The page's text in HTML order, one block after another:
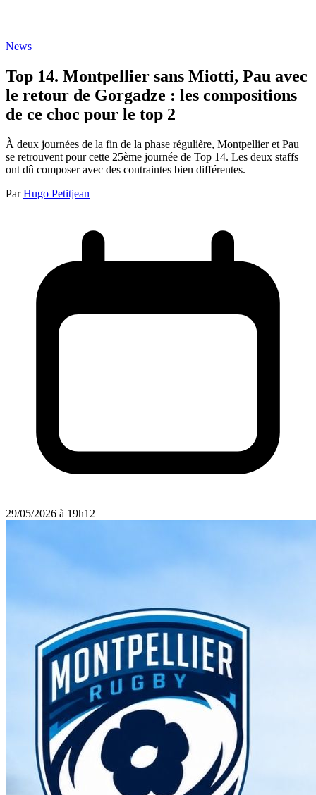
News
Top 14. Montpellier sans Miotti, Pau avec
le retour de Gorgadze : les compositions
de ce choc pour le top 2
À deux journées de la fin de la phase régulière, Montpellier et Pau
se retrouvent pour cette 25ème journée de Top 14. Les deux staffs
ont dû composer avec des contraintes bien différentes.
Par Hugo Petitjean
29/05/2026 à 19h12